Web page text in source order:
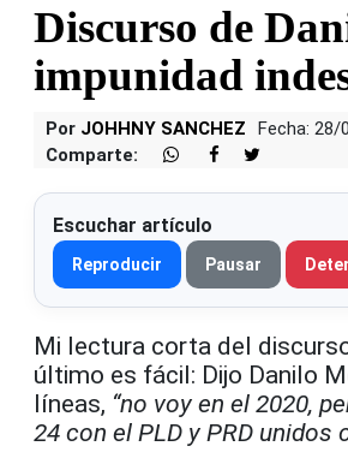
Discurso de
impunidad
Por JOHHNY SANCHEZ
Fecha: 28/
Comparte:
Escuchar artículo
Reproducir Pausar
Mi lectura corta del
último es fácil: Dijo Danilo
líneas, “no voy en el 2020,
24 con el PLD y PRD unidos